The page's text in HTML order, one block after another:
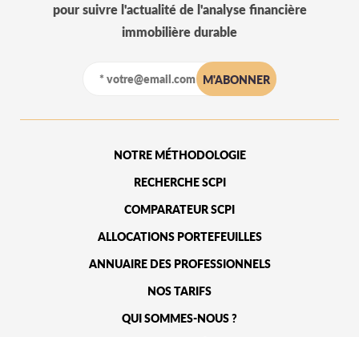
pour suivre l'actualité de l'analyse financière
immobilière durable
NOTRE MÉTHODOLOGIE
RECHERCHE SCPI
COMPARATEUR SCPI
ALLOCATIONS PORTEFEUILLES
ANNUAIRE DES PROFESSIONNELS
NOS TARIFS
QUI SOMMES-NOUS ?